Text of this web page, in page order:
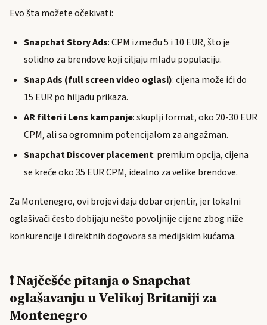
Evo šta možete očekivati:
Snapchat Story Ads: CPM između 5 i 10 EUR, što je
solidno za brendove koji ciljaju mlađu populaciju.
Snap Ads (full screen video oglasi): cijena može ići do
15 EUR po hiljadu prikaza.
AR filteri i Lens kampanje: skuplji format, oko 20-30 EUR
CPM, ali sa ogromnim potencijalom za angažman.
Snapchat Discover placement: premium opcija, cijena
se kreće oko 35 EUR CPM, idealno za velike brendove.
Za Montenegro, ovi brojevi daju dobar orjentir, jer lokalni
oglašivači često dobijaju nešto povoljnije cijene zbog niže
konkurencije i direktnih dogovora sa medijskim kućama.
❗ Najčešće pitanja o Snapchat
oglašavanju u Velikoj Britaniji za
Montenegro